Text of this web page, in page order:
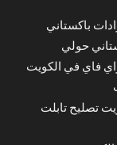
حولي
فاي في الكويت
تصليح تابلت